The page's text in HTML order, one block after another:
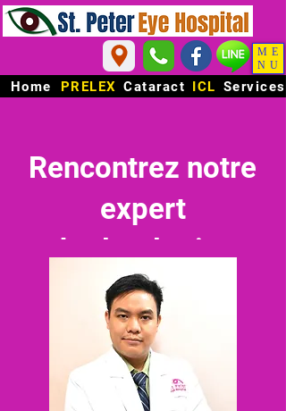
Home PRELEX Cataract Services
ICL
ME
NU
Rencontrez notre
expert
ophtalmologistes